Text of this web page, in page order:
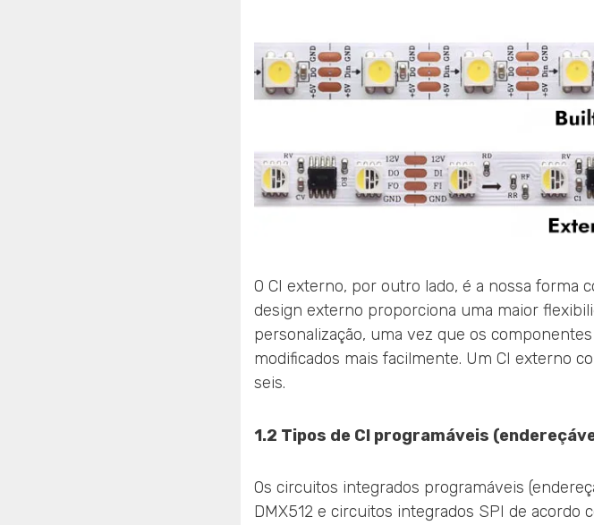
O CI externo, por outro lado, é a nossa forma
design externo proporciona uma maior
personalização, uma vez que os
modificados mais facilmente. Um CI externo
seis.
1.2 Tipos de CI programáveis
Os circuitos integrados programáveis
DMX512 e circuitos integrados SPI de acordo